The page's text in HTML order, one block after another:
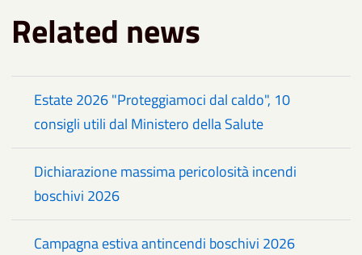
Related news
Estate 2026 "Proteggiamoci dal caldo", 10
consigli utili dal Ministero della Salute
Dichiarazione massima pericolosità incendi
boschivi 2026
Campagna estiva antincendi boschivi 2026